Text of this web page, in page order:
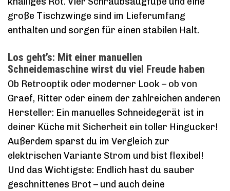
große Tischzwinge sind im Lieferumfang
enthalten und sorgen für einen stabilen Halt.
Los geht’s: Mit einer manuellen
Schneidemaschine wirst du viel Freude haben
Ob Retrooptik oder moderner Look – ob von
Graef, Ritter oder einem der zahlreichen anderen
Hersteller: Ein manuelles Schneidegerät ist in
deiner Küche mit Sicherheit ein toller Hingucker!
Außerdem sparst du im Vergleich zur
elektrischen Variante Strom und bist flexibel!
Und das Wichtigste: Endlich hast du sauber
geschnittenes Brot – und auch deine